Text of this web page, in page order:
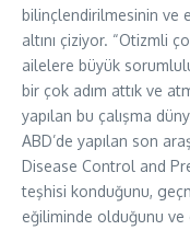
bilinçlendirilmesinin ve
altını çiziyor. “Otizmli
ailelere büyük
bir çok adım attık ve
yapılan bu çalışma
ABD’de yapılan son
Disease Control and
teşhisi konduğunu,
eğiliminde olduğunu ve